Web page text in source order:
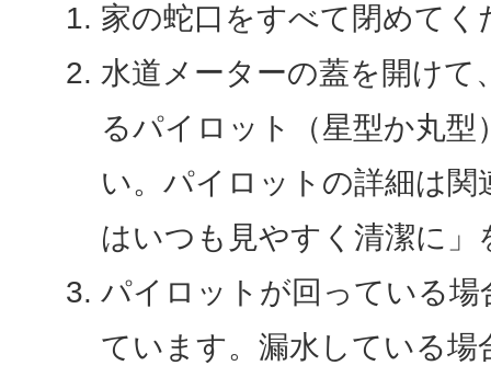
家の蛇口をすべて閉めてく
水道メーターの蓋を開けて
るパイロット（星型か丸
い。パイロットの詳細は
はいつも見やすく清潔に
パイロットが回っている
ています。漏水している場